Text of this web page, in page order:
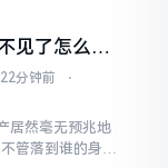
见了怎么
教你找回
22分钟前
⋅
居然毫无预兆地
管落到谁的身上,